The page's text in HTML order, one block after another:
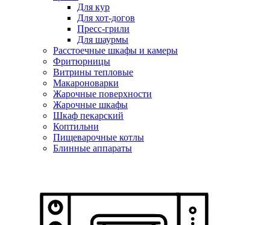
Для кур
Для хот-догов
Пресс-грили
Для шаурмы
Расстоечные шкафы и камеры
Фритюрницы
Витрины тепловые
Макароноварки
Жарочные поверхности
Жарочные шкафы
Шкаф пекарский
Коптильни
Пищеварочные котлы
Блинные аппараты